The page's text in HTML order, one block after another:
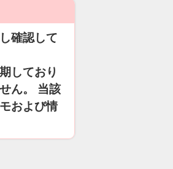
確認して
しており
ん。 当該
および情